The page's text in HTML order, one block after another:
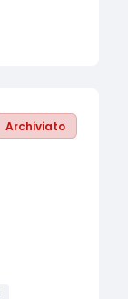
Archiviato